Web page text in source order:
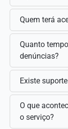
Quem terá
Quanto
denúncias?
Existe
O que
o serviço?